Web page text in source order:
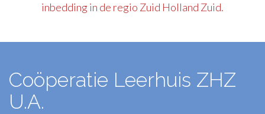
inbedding in de regio Zuid Holland Zuid.
Coöperatie Leerhuis ZHZ
U.A.